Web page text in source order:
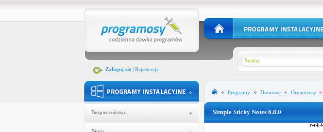
Zaloguj się| Rejestracja
Bezpieczeństwo
Programy Domowe Organizery
Simple Sticky Notes 6.8.0